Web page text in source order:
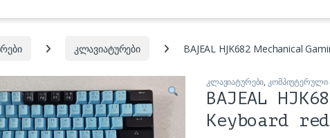
კლავიატურები BAJEAL HJK682 Mechanical
კლავიატურები,კომპიუტერული
BAJEAL
Keyboard